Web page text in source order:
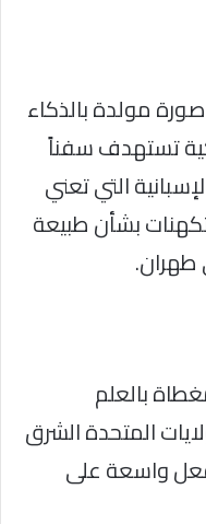
مولدة بالذكاء
تستهدف سفناً
التي تعني
بشأن طبيعة
طهران.
بالعلم
المتحدة الشرق
واسعة على